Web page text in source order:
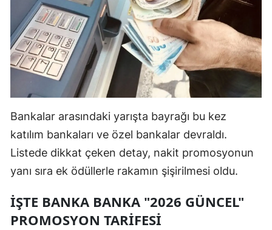
İzmir
Kars
Kastamonu
Kayseri
Kırklareli
Kırşehir
Kocaeli
Konya
Bankalar arasındaki yarışta bayrağı bu kez
katılım bankaları ve özel bankalar devraldı.
Listede dikkat çeken detay, nakit promosyonun
yanı sıra ek ödüllerle rakamın şişirilmesi oldu.
İŞTE BANKA BANKA "2026 GÜNCEL"
PROMOSYON TARİFESİ